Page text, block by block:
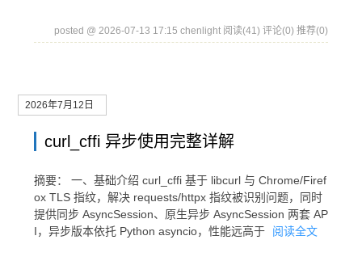
posted @ 2026-07-13 17:15 chenlight 阅读(41) 评论(0) 推荐(0)
2026年7月12日
curl_cffi 异步使用完整详解
摘要： 一、基础介绍 curl_cffi 基于 libcurl 与 Chrome/Firef
ox TLS 指纹，解决 requests/httpx 指纹被识别问题，同时
提供同步 AsyncSession、原生异步 AsyncSession 两套 AP
I，异步版本依托 Python asyncio，性能远高于
阅读全文